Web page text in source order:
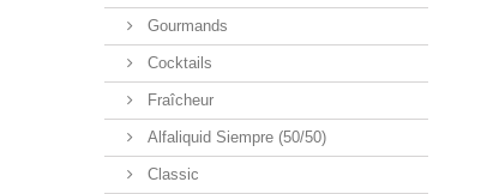
Gourmands
Cocktails
Fraîcheur
Alfaliquid Siempre (50/50)
Classic